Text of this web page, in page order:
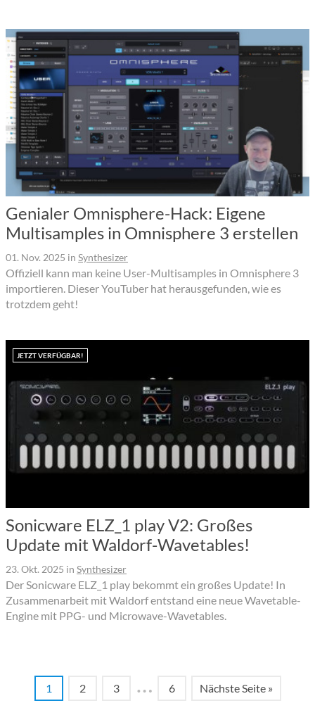
Genialer Omnisphere-Hack: Eigene
Multisamples in Omnisphere 3 erstellen
01. Nov. 2025 in Synthesizer
Offiziell kann man keine User-Multisamples in Omnisphere 3
importieren. Dieser YouTuber hat herausgefunden, wie es
trotzdem geht!
JETZT VERFÜGBAR!
Sonicware ELZ_1 play V2: Großes
Update mit Waldorf-Wavetables!
23. Okt. 2025 in Synthesizer
Der Sonicware ELZ_1 play bekommt ein großes Update! In
Zusammenarbeit mit Waldorf entstand eine neue Wavetable-
Engine mit PPG- und Microwave-Wavetables.
1 2 3 … 6 Nächste Seite »